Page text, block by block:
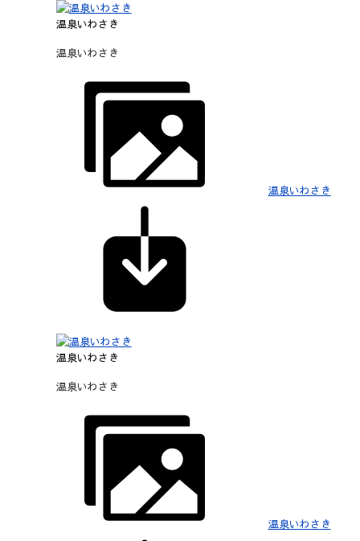
温泉いわさき
温泉いわさき
温泉いわさき
温泉いわさき
温泉いわさき
温泉いわさき